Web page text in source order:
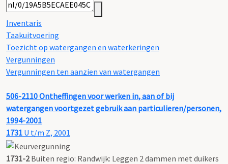
Inventaris
Taakuitvoering
Toezicht op watergangen en waterkeringen
Vergunningen
Vergunningen ten aanzien van watergangen
506-2110Ontheffingen voor werken in, aan of bij
watergangen voortgezet gebruik aan particulieren/personen,
1994-2001
1731 U t/m Z, 2001
1731-2Buiten regio: Randwijk: Leggen 2 dammen met duikers